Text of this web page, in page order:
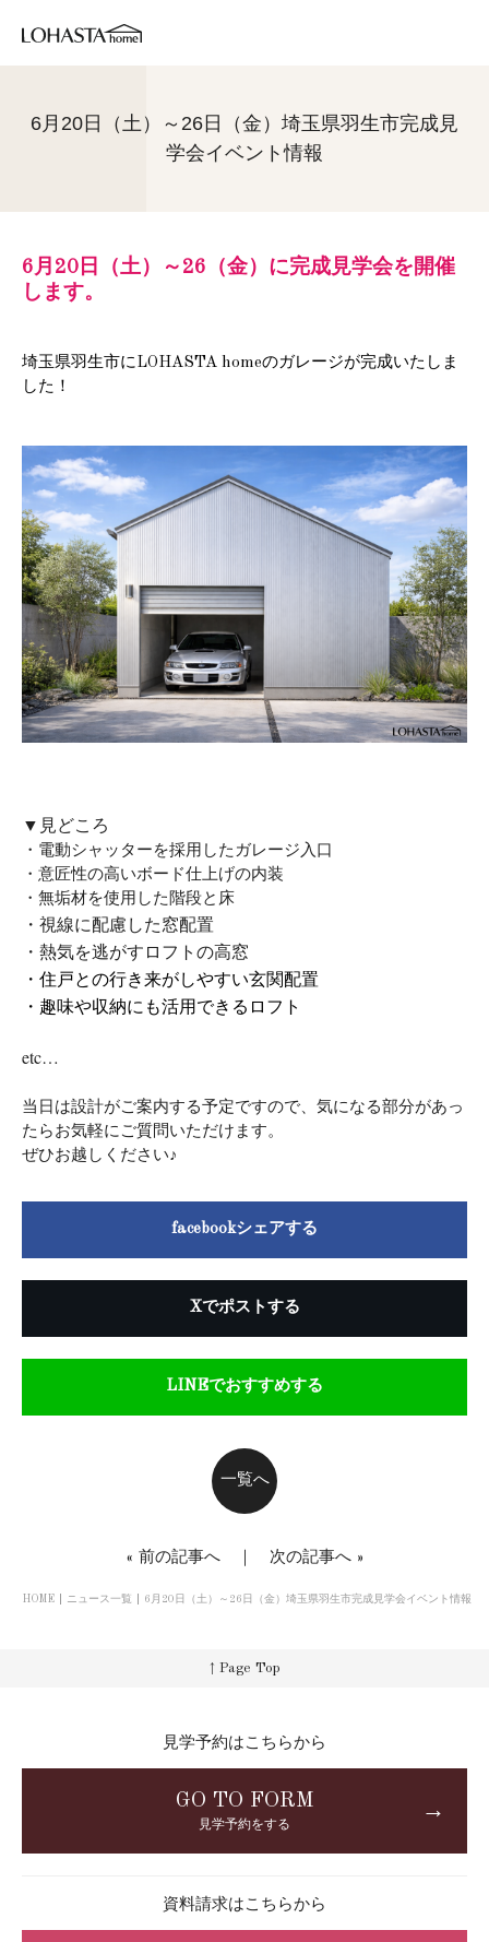
6月20日（土）～26日（金）埼玉県羽生市完成見
学会イベント情報
6月20日（土）～26（金）に完成見学会を開催
します。
埼玉県羽生市 にLOHASTA homeのガレージが完成いたしま
した！
▼見どころ
・電動シャッターを採用したガレージ入口
・意匠性の高いボード仕上げの内装
・無垢材を使用した階段と床
・視線に配慮した窓配置
・熱気を逃がすロフトの高窓
・住戸との行き来がしやすい玄関配置
・趣味や収納にも活用できるロフト
etc…
当日は設計がご案内する予定ですので、気になる部分があっ
たらお気軽にご質問いただけます。
ぜひお越しください♪
facebookシェアする
Xでポストする
LINEでおすすめする
一覧へ
« 前の記事へ｜ 次の記事へ»
HOME ニュース一覧 6月20日（土）～26日（金）埼玉県羽生市完成見学会イベント情報
↑ Page Top
見学予約はこちらから
GO TO FORM
見学予約をする
→
資料請求はこちらから